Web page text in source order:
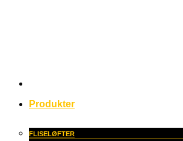
Produkter
FLISELØFTER